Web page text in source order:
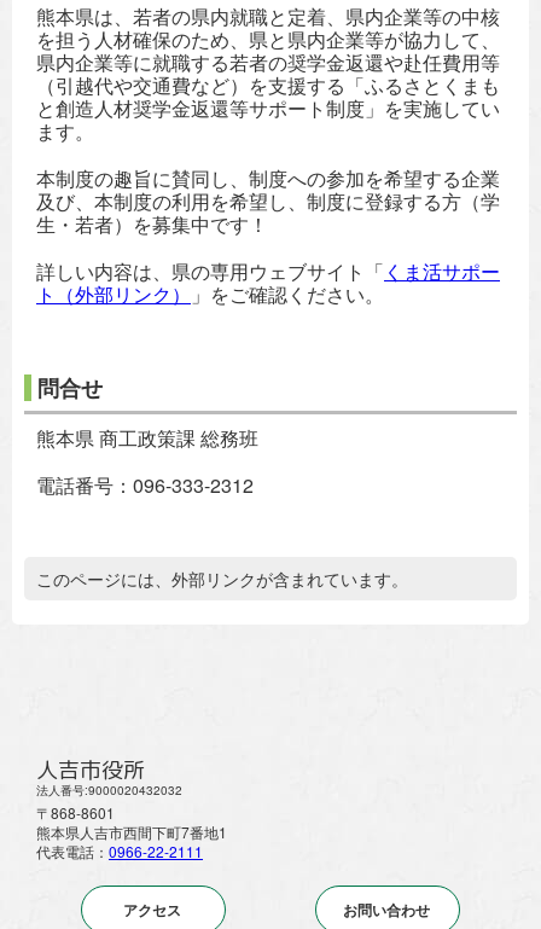
熊本県は、若者の県内就職と定着、県内企業等の中核
を担う人材確保のため、県と県内企業等が協力して、
県内企業等に就職する若者の奨学金返還や赴任費用等
（引越代や交通費など）を支援する「ふるさとくまも
と創造人材奨学金返還等サポート制度」を実施してい
ます。
本制度の趣旨に賛同し、制度への参加を希望する企業
及び、本制度の利用を希望し、制度に登録する方（学
生・若者）を募集中です！
詳しい内容は、県の専用ウェブサイト「 くま活サポー
ト（外部リンク）
」をご確認ください。
問合せ
熊本県 商工政策課 総務班
電話番号：096-333-2312
追加情報：外部リンク
このページには、外部リンクが含まれています。
人吉市役所
法人番号:9000020432032
〒868-8601
熊本県人吉市西間下町7番地1
代表電話： 0966-22-2111
アクセス お問い合わせ